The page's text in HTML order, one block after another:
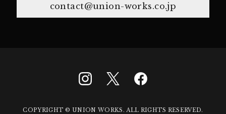
contact@union-works.co.jp
COPYRIGHT © UNION WORKS. ALL RIGHTS RESERVED.